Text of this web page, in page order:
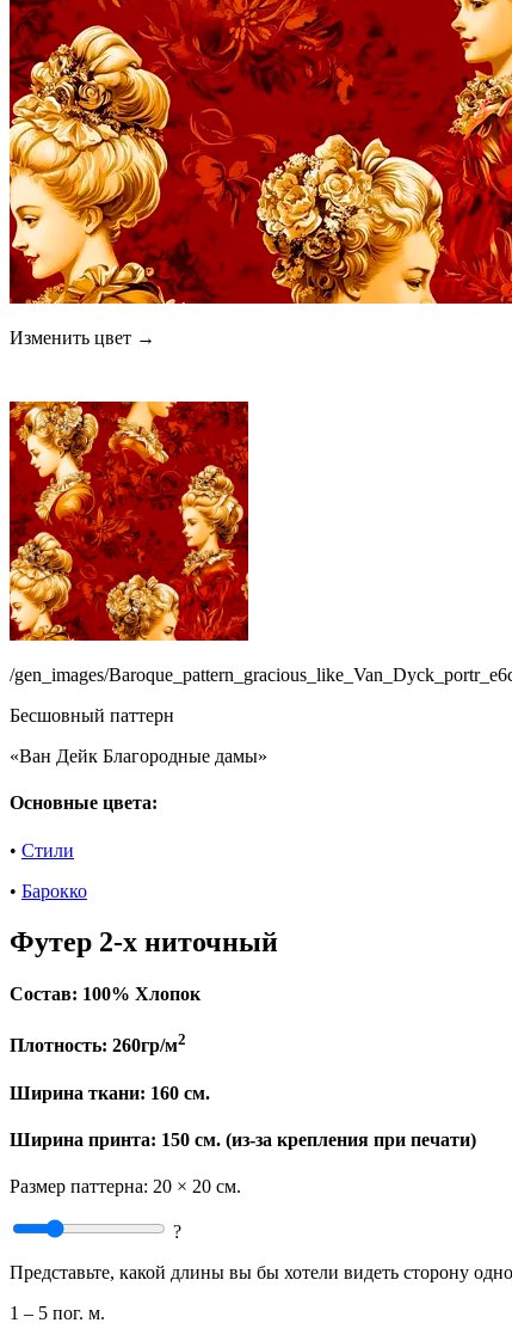
Изменить цвет →
/gen_images/
Бесшовный паттерн
«Ван Дейк Благородные дамы»
Основные цвета:
• Стили
• Барокко
Футер 2-х ниточный
Состав: 100% Хлопок
Плотность: 260гр/м2
Ширина ткани: 160 см.
Ширина принта: 150 см. (из-за крепления при печати)
Размер паттерна: 20 × 20 см.
?
Представьте, какой длины вы бы хотели видеть сторону
1 – 5 пог. м.